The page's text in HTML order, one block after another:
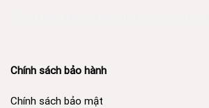
Chính sách bảo hành
Chính sách bảo mật